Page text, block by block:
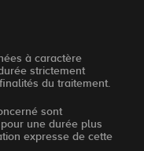
à caractère
strictement
du traitement.
sont
une durée plus
expresse de cette